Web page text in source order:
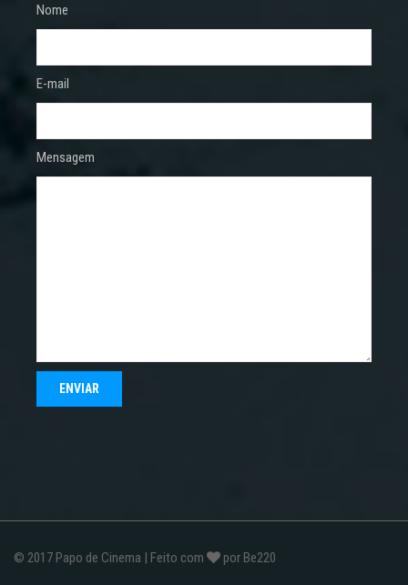
Nome
E-mail
Mensagem
© 2017 Papo de Cinema | Feito com por Be220